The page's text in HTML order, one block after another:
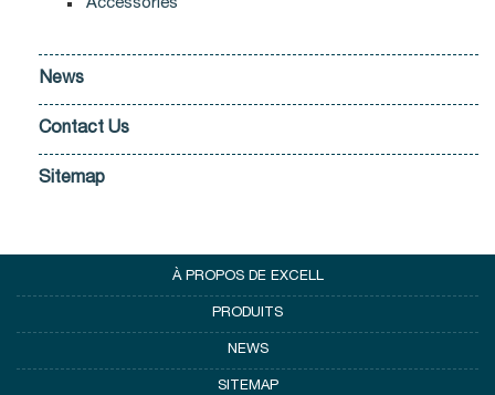
Accessories
News
Contact Us
Sitemap
À PROPOS DE EXCELL
PRODUITS
NEWS
SITEMAP